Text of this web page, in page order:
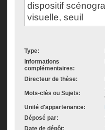
dispositif
visuelle, seuil
Type:
Informations
complémentaires:
Directeur de thèse:
Mots-clés ou Sujets:
Unité d'appartenance:
Déposé par:
Date de dépôt: